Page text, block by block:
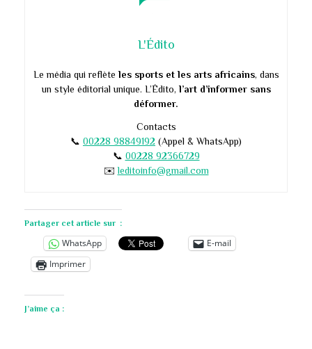
L'Édito
Le média qui reflète les sports et les arts africains, dans
un style éditorial unique. L’Édito, l’art d’informer sans
déformer.
Contacts
📞 00228 98849192 (Appel & WhatsApp)
📞 00228 92366729
✉️leditoinfo@gmail.com
Partager cet article sur :
WhatsApp
E-mail
Imprimer
J’aime ça :